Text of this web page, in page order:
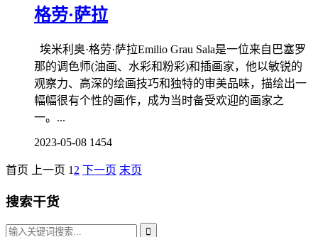
格劳·萨拉
埃米利奥·格劳·萨拉Emilio Grau Sala是一位来自巴塞罗
那的调色师(油画、水彩和粉彩)和插画家，他以敏锐的
观察力、高深的绘画技巧和独特的审美品味，描绘出一
幅幅很有个性的画作，成为当时备受欢迎的画家之
一。...
2023-05-08 1454
首页 上一页 1 2 下一页 末页
搜索干货